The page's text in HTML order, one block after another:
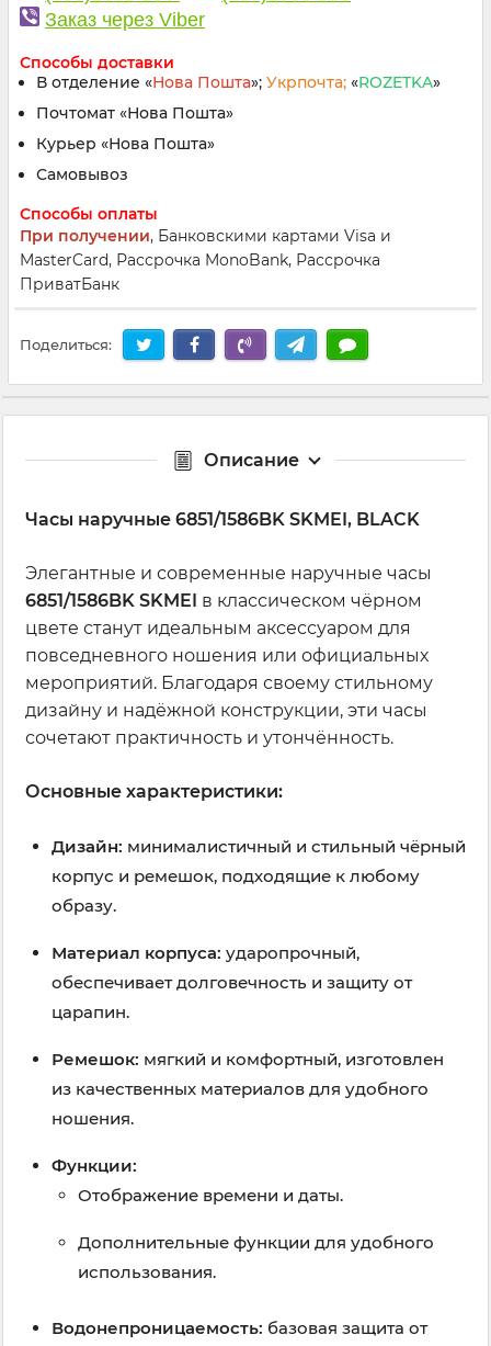
Заказ через Viber
Способы доставки
В отделение «Нова Пошта»; Укрпочта; «ROZETKA»
Почтомат «Нова Пошта»
Курьер «Нова Пошта»
Самовывоз
Способы оплаты
При получении, Банковскими картами Visa и
MasterCard, Рассрочка MonoBank, Рассрочка
ПриватБанк
Поделиться:
Описание
Часы наручные 6851/1586BK SKMEI, BLACK
Элегантные и современные наручные часы
6851/1586BK SKMEI в классическом чёрном
цвете станут идеальным аксессуаром для
повседневного ношения или официальных
мероприятий. Благодаря своему стильному
дизайну и надёжной конструкции, эти часы
сочетают практичность и утончённость.
Основные характеристики:
Дизайн: минималистичный и стильный чёрный
корпус и ремешок, подходящие к любому
образу.
Материал корпуса: ударопрочный,
обеспечивает долговечность и защиту от
царапин.
Ремешок: мягкий и комфортный, изготовлен
из качественных материалов для удобного
ношения.
Функции:
Отображение времени и даты.
Дополнительные функции для удобного
использования.
Водонепроницаемость: базовая защита от